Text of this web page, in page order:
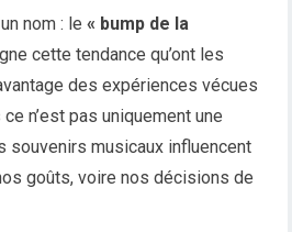
nom : le« bump de la
cette tendance qu’ont les
des expériences vécues
n’est pas uniquement une
souvenirs musicaux influencent
goûts, voire nos décisions de